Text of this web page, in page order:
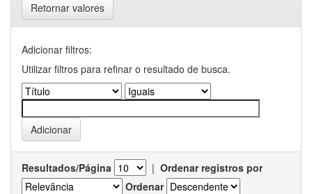
Retornar valores
Adicionar filtros:
Utilizar filtros para refinar o resultado de busca.
Resultados/Página | Ordenar registros por
Ordenar